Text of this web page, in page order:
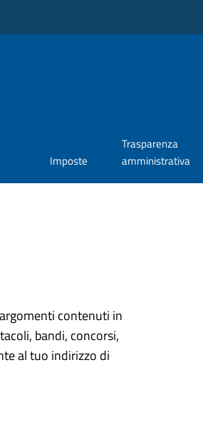
Imposte
Trasparenza
amministrativa
contenuti in
bandi, concorsi,
al tuo indirizzo di